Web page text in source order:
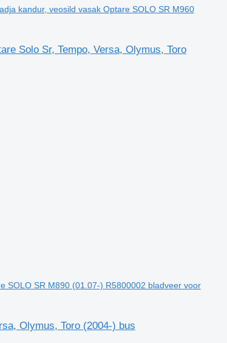
kandur, veosild vasak Optare SOLO SR M960
Solo Sr, Tempo, Versa, Olymus, Toro
SOLO SR M890 (01.07-) R5800002 bladveer voor
Olymus, Toro (2004-) bus